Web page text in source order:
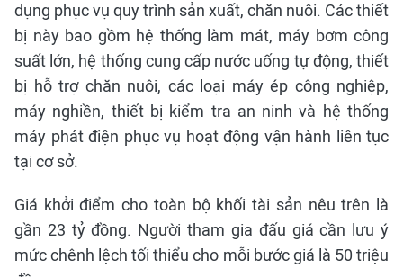
dụng phục vụ quy trình sản xuất, chăn nuôi. Các thiết
bị này bao gồm hệ thống làm mát, máy bơm công
suất lớn, hệ thống cung cấp nước uống tự động, thiết
bị hỗ trợ chăn nuôi, các loại máy ép công nghiệp,
máy nghiền, thiết bị kiểm tra an ninh và hệ thống
máy phát điện phục vụ hoạt động vận hành liên tục
tại cơ sở.
Giá khởi điểm cho toàn bộ khối tài sản nêu trên là
gần 23 tỷ đồng. Người tham gia đấu giá cần lưu ý
mức chênh lệch tối thiểu cho mỗi bước giá là 50 triệu